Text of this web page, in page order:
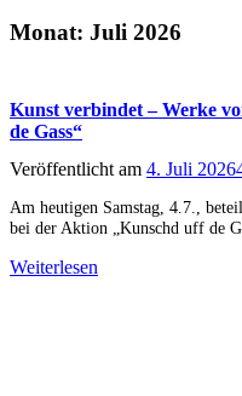
Monat: Juli 2026
Kunst verbindet – Werke
de Gass“
Veröffentlicht am 4. Juli 2026
Am heutigen Samstag, 4.7.,
bei der Aktion „Kunschd uff de
Weiterlesen